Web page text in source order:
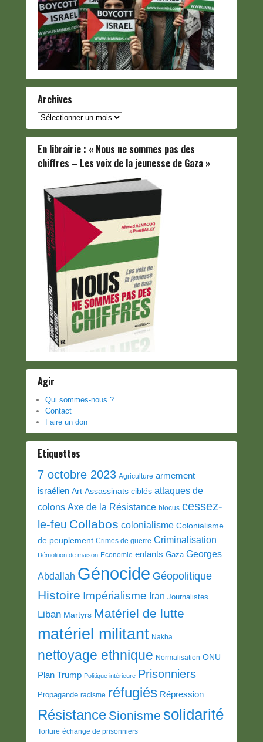
Archives
Archives
En librairie : « Nous ne sommes pas des
chiffres – Les voix de la jeunesse de Gaza »
Agir
Qui sommes-nous ?
Contact
Faire un don
Etiquettes
7 octobre 2023 Agriculture armement
israélien Art Assassinats ciblés attaques de
colons Axe de la Résistance blocus cessez-
le-feu Collabos colonialisme Colonialisme
de peuplement Crimes de guerre Criminalisation
Démolition de maison Economie enfants Gaza Georges
Abdallah Génocide Géopolitique
Histoire Impérialisme Iran Journalistes
Liban Martyrs Matériel de lutte
matériel militant Nakba
nettoyage ethnique Normalisation ONU
Plan Trump Politique intérieure Prisonniers
Propagande racisme réfugiés Répression
Résistance Sionisme solidarité
Torture échange de prisonniers